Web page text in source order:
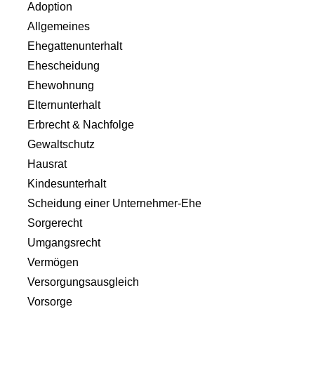
Adoption
Allgemeines
Ehegattenunterhalt
Ehescheidung
Ehewohnung
Elternunterhalt
Erbrecht & Nachfolge
Gewaltschutz
Hausrat
Kindesunterhalt
Scheidung einer Unternehmer-Ehe
Sorgerecht
Umgangsrecht
Vermögen
Versorgungsausgleich
Vorsorge